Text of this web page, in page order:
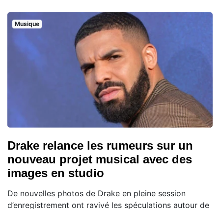
Musique
Drake relance les rumeurs sur un
nouveau projet musical avec des
images en studio
De nouvelles photos de Drake en pleine session
d’enregistrement ont ravivé les spéculations autour de